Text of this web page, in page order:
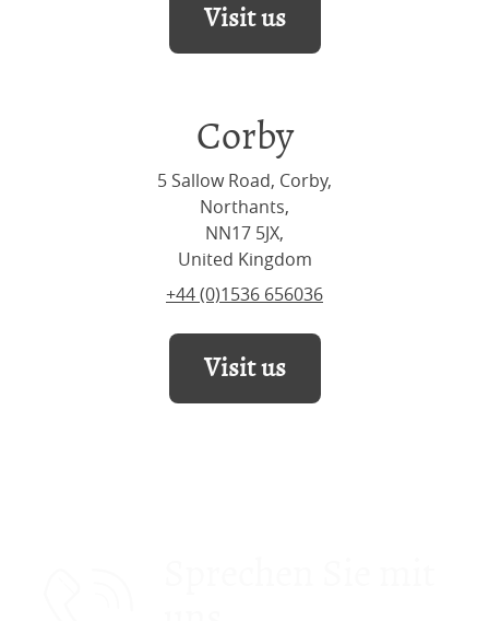
Visit us
Corby
5 Sallow Road, Corby,
Northants,
NN17 5JX,
United Kingdom
+44 (0)1536 656036
Visit us